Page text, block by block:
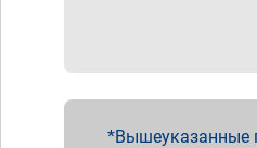
Вышеуказанные